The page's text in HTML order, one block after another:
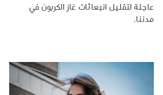
عاجلة لتقليل انبعاثات غاز الكربون في
مدننا.